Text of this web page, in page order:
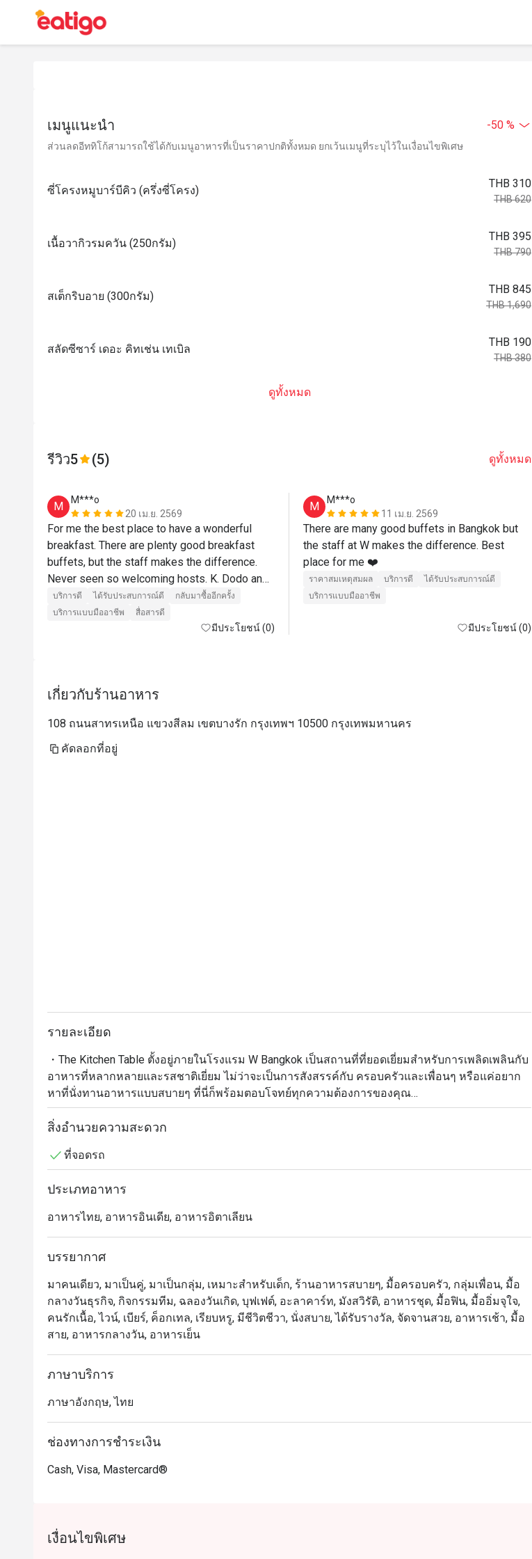
เมนูแนะนำ -50 %
ส่วนลดอีททิโก้สามารถใช้ได้กับเมนูอาหารที่เป็นราคาปกติทั้งหมด ยกเว้นเมนูที่ระบุไว้ในเงื่อนไขพิเศษ
ซี่โครงหมูบาร์บีคิว (ครึ่งซี่โครง)
THB 310
THB 620
เนื้อวากิวรมควัน (250กรัม)
THB 395
THB 790
สเต็กริบอาย (300กรัม)
THB 845
THB 1,690
สลัดซีซาร์ เดอะ คิทเช่น เทเบิล
THB 190
THB 380
ดูทั้งหมด
รีวิว5 (5) ดูทั้งหมด
M
M***o
20 เม.ย. 2569
For me the best place to have a wonderful
breakfast. There are plenty good breakfast
buffets, but the staff makes the difference.
Never seen so welcoming hosts. K. Dodo and
K Oi, you are thr best ❤️
บริการดี ได้รับประสบการณ์ดี
กลับมาซื้ออีกครั้ง
บริการแบบมืออาชีพ
สื่อสารดี
มีประโยชน์ (0)
M
M***o
11 เม.ย. 2569
There are many good buffets in Bangkok but
the staff at W makes the difference. Best
place for me ❤️
ราคาสมเหตุสมผล บริการดี
ได้รับประสบการณ์ดี
บริการแบบมืออาชีพ
มีประโยชน์ (0)
เกี่ยวกับร้านอาหาร
108 ถนนสาทรเหนือ แขวงสีลม เขตบางรัก กรุงเทพฯ 10500 กรุงเทพมหานคร
คัดลอกที่อยู่
รายละเอียด
・The Kitchen Table ตั้งอยู่ภายในโรงแรม W Bangkok เป็นสถานที่ที่ยอดเยี่ยมสำหรับการเพลิดเพลินกับ
อาหารที่หลากหลายและรสชาติเยี่ยม ไม่ว่าจะเป็นการสังสรรค์กับ ครอบครัวและเพื่อนๆ หรือแค่อยาก
หาที่นั่งทานอาหารแบบสบายๆ ที่นี่ก็พร้อมตอบโจทย์ทุกความต้องการของคุณ
・ในช่วงกลางวัน ทางร้านนำเสนออาหารจานเดียวที่ประณีต ผสานกับ บุฟเฟต์นานาชาติ ส่วนในยาม
ค่ำคืนจะเปลี่ยนไปเน้นอาหารที่ปรุงจาก เนื้อสัตว์ที่นำไปย่าง รมควัน และตุ๋นแบบช้าๆ เพื่อให้ได้รสชาติ
・ร้านอาหารแห่งนี้สะท้อนแก่นแท้ของบิสโทรสมัยใหม่ โดยเน้นการปรุงอาหารที่ จริงใจและดีต่อ
บรรยากาศที่คึกคักแต่ยังคงอบอุ่น ทำให้ทุกมื้ออาหารกลายเป็น ประสบการณ์ที่ไม่รู้ลืม
・จองโต๊ะของคุณที่ The Kitchen Table ตอนนี้ และรับส่วนลดสุดคุ้มสูงสุดถึง 50%! มาร่วมลิ้มรสอาหาร
อร่อยและเพลิดเพลินกับส่วนลดสุดพิเศษนี้!
สิ่งอำนวยความสะดวก
ที่จอดรถ
ประเภทอาหาร
อาหารไทย, อาหารอินเดีย, อาหารอิตาเลียน
บรรยากาศ
มาคนเดียว, มาเป็นคู่, มาเป็นกลุ่ม, เหมาะสำหรับเด็ก, ร้านอาหารสบายๆ, มื้อครอบครัว, กลุ่มเพื่อน, มื้อ
กลางวันธุรกิจ, กิจกรรมทีม, ฉลองวันเกิด, บุฟเฟต์, อะลาคาร์ท, มังสวิรัติ, อาหารชุด, มื้อฟิน, มื้ออิ่มจุใจ,
คนรักเนื้อ, ไวน์, เบียร์, ค็อกเทล, เรียบหรู, มีชีวิตชีวา, นั่งสบาย, ได้รับรางวัล, จัดจานสวย, อาหารเช้า, มื้อ
สาย, อาหารกลางวัน, อาหารเย็น
ภาษาบริการ
ภาษาอังกฤษ, ไทย
ช่องทางการชำระเงิน
Cash, Visa, Mastercard®
เงื่อนไขพิเศษ